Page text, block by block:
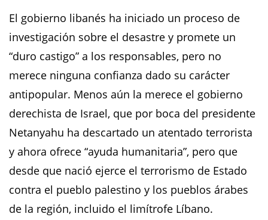
El gobierno libanés ha iniciado un proceso de
investigación sobre el desastre y promete un
“duro castigo” a los responsables, pero no
merece ninguna confianza dado su carácter
antipopular. Menos aún la merece el gobierno
derechista de Israel, que por boca del presidente
Netanyahu ha descartado un atentado terrorista
y ahora ofrece “ayuda humanitaria”, pero que
desde que nació ejerce el terrorismo de Estado
contra el pueblo palestino y los pueblos árabes
de la región, incluido el limítrofe Líbano.